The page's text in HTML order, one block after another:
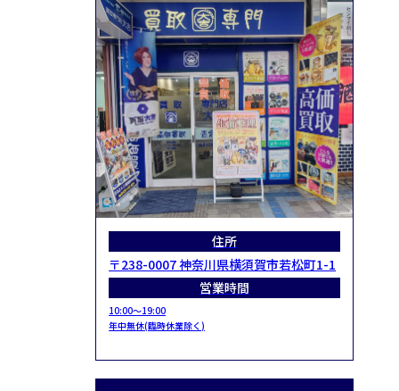
住所
〒238-0007 神奈川県横須賀市若松町1-1
営業時間
10:00～19:00
年中無休(臨時休業除く)